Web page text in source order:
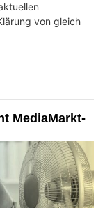
von gleich
MediaMarkt-